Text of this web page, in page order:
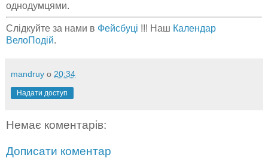
однодумцями.
Слідкуйте за нами в Фейсбуці !!! Наш Календар
ВелоПодій.
mandruy о 20:34
Надати доступ
Немає коментарів:
Дописати коментар